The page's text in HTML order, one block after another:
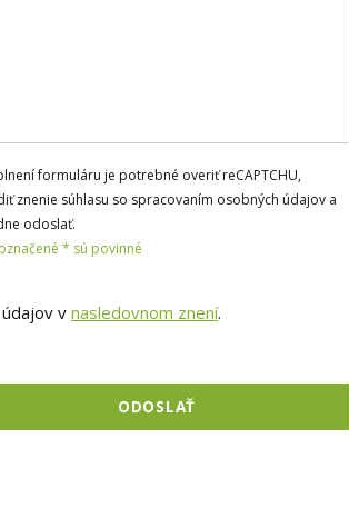
formuláru je potrebné overiť reCAPTCHU,
znenie súhlasu so spracovaním osobných údajov a
odoslať.
* sú povinné
vnasledovnom znení.
ODOSLAŤ